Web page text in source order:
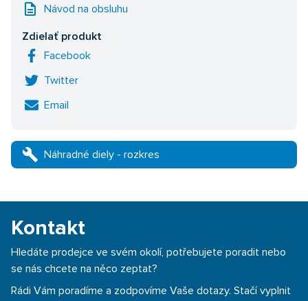
description Návod na obsluhu
Zdielať produkt
Facebook
Twitter
Email
build Náhradné diely - rozkres
Kontakt
Hledáte prodejce ve svém okolí, potřebujete poradit nebo
se nás chcete na něco zeptat?
Rádi Vám poradíme a zodpovíme Vaše dotazy. Stačí vyplnit